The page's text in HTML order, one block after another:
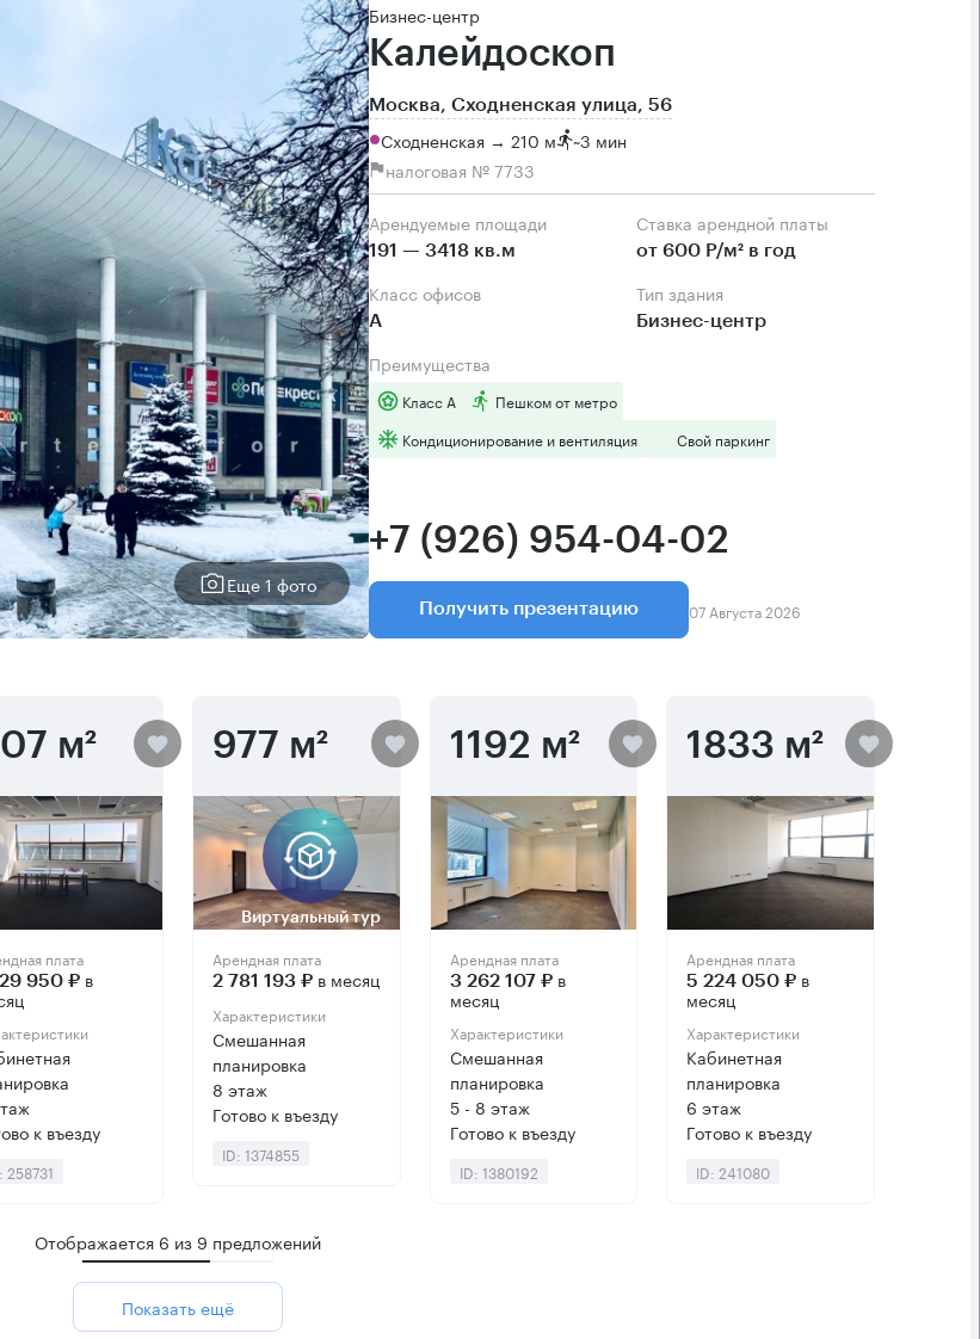
Еще 1 фото
Бизнес-центр
Калейдоскоп
Москва, Сходненская улица, 56
Сходненская → 210 м ~3 мин
налоговая № 7733
Арендуемые площади
191 — 3418 кв.м
Ставка арендной платы
от 600 Р/м² в год
Класс офисов
А
Тип здания
Бизнес-центр
Преимущества
Класс А
Пешком от метро
Кондиционирование и вентиляция
Свой паркинг
+7 (926) 954-04-02
Получить презентацию 07 Августа 2026
м²
плата
950 ₽ в
к въезду
258731
977 м²
Виртуальный тур
Арендная плата
2 781 193 ₽в месяц
Характеристики
Смешанная
планировка
8 этаж
Готово к въезду
ID: 1374855
1192 м²
Арендная плата
3 262 107 ₽в
месяц
Характеристики
Смешанная
планировка
5 - 8 этаж
Готово к въезду
ID: 1380192
1833 м²
Арендная плата
5 224 050 ₽ в
месяц
Характеристики
Кабинетная
планировка
6 этаж
Готово к въезду
ID: 241080
Отображается 6 из 9 предложений
Показать ещё